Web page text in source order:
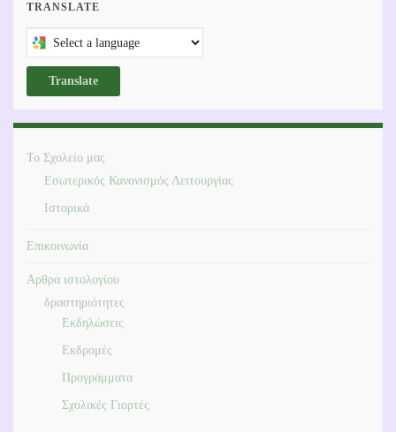
TRANSLATE
Select a language to translate this page
Translate
Το Σχολείο μας
Εσωτερικός Κανονισμός Λειτουργίας
Ιστορικά
Επικοινωνία
Αρθρα ιστολογίου
δραστηριότητες
Εκδηλώσεις
Εκδρομές
Προγράμματα
Σχολικές Γιορτές